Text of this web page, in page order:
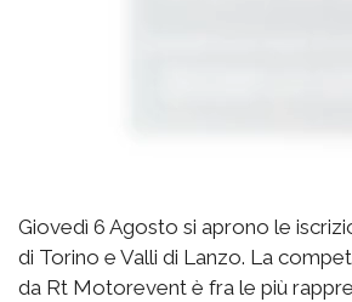
Giovedì 6 Agosto si aprono le
di Torino e Valli di Lanzo. La
da Rt Motorevent è fra le più